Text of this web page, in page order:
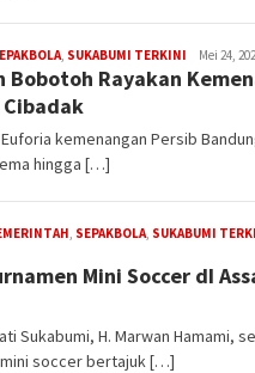
, SUKABUMI TERKINI
Iyan
Mei 24,
Bobotoh Rayakan
kemenangan Persib
hingga […]
, SEPAKBOLA, SUKABUMI
Mini Soccer dI
Sukabumi, H. Marwan Hamami,
soccer bertajuk […]